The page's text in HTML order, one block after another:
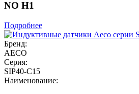
NO H1
Подробнее
Бренд:
AECO
Серия:
SIP40-C15
Наименование: